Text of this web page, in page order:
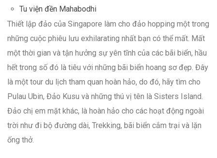
Tu viện đền Mahabodhi
Thiết lập đảo của Singapore làm cho đảo hopping một trong
những cuộc phiêu lưu exhilarating nhất bạn có thể mất. Mất
một thời gian và tận hưởng sự yên tĩnh của các bãi biển, hầu
hết trong số đó là tiêu với những bãi biển hoang sơ đẹp. Đây
là một tour du lịch tham quan hoàn hảo, do đó, hãy tìm cho
Pulau Ubin, Đảo Kusu và những thú vị tên là Sisters Island.
Đảo chị em mặt khác, là hoàn hảo cho các hoạt động ngoài
trời như đi bộ đường dài, Trekking, bãi biển cắm trại và lặn
ống thở.